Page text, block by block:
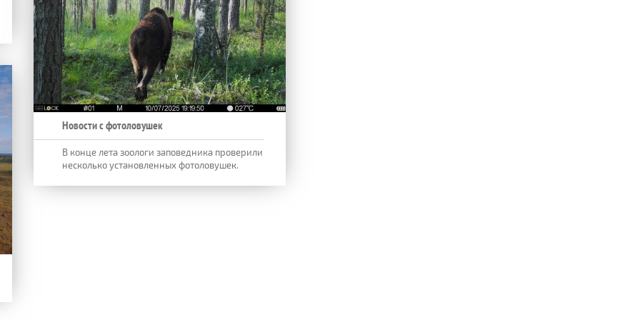
Новости с фотоловушек
В конце лета зоологи заповедника проверили
несколько установленных фотоловушек.